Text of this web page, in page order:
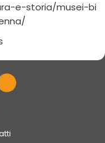
e-storia/musei-bi